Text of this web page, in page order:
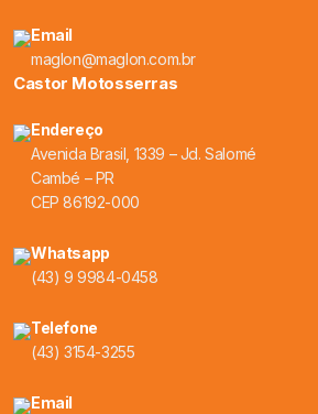
Email
maglon@maglon.com.br
Castor Motosserras
Endereço
Avenida Brasil, 1339 – Jd. Salomé
Cambé – PR
CEP 86192-000
Whatsapp
(43) 9 9984-0458
Telefone
(43) 3154-3255
Email